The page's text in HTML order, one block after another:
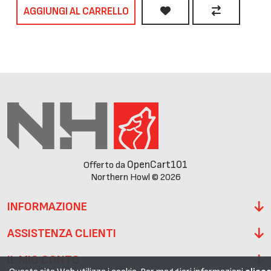
AGGIUNGI AL CARRELLO
Offerto da OpenCart101
Northern Howl © 2026
INFORMAZIONE
ASSISTENZA CLIENTI
IL MIO CONTO